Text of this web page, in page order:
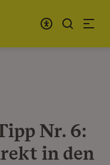
Nr. 6:
in den